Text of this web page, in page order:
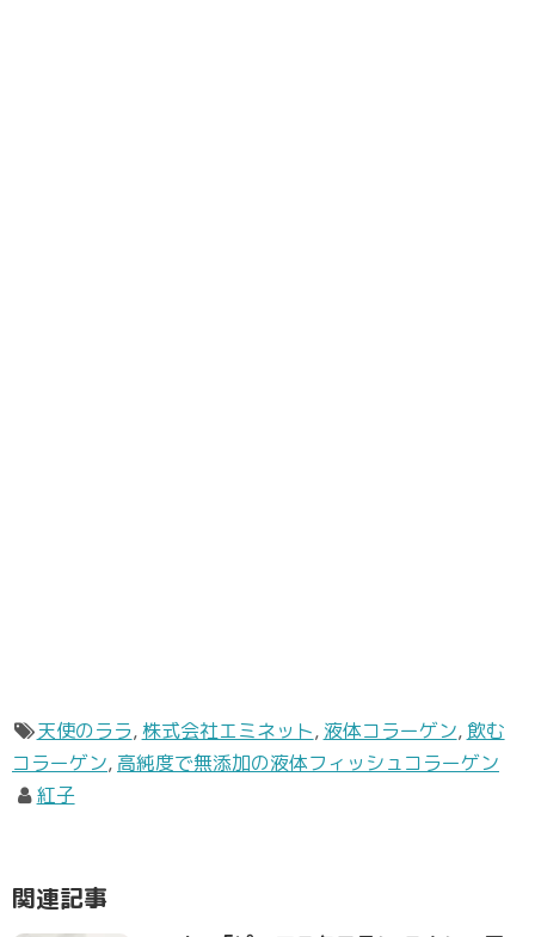
天使のララ,株式会社エミネット, 液体コラーゲン,飲む
コラーゲン, 高純度で無添加の液体フィッシュコラーゲン
紅子
関連記事